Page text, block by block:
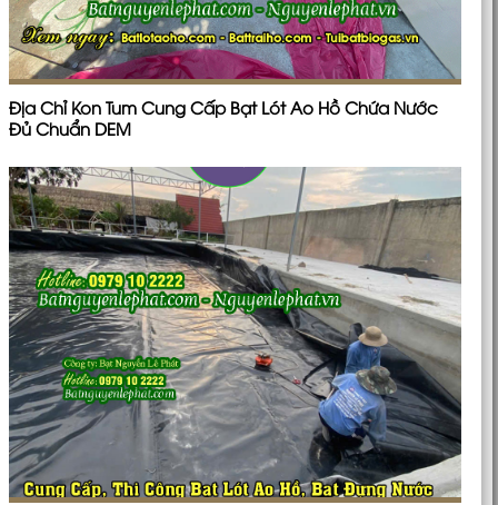
Địa Chỉ Kon Tum Cung Cấp Bạt Lót Ao Hồ Chứa Nước
Đủ Chuẩn DEM